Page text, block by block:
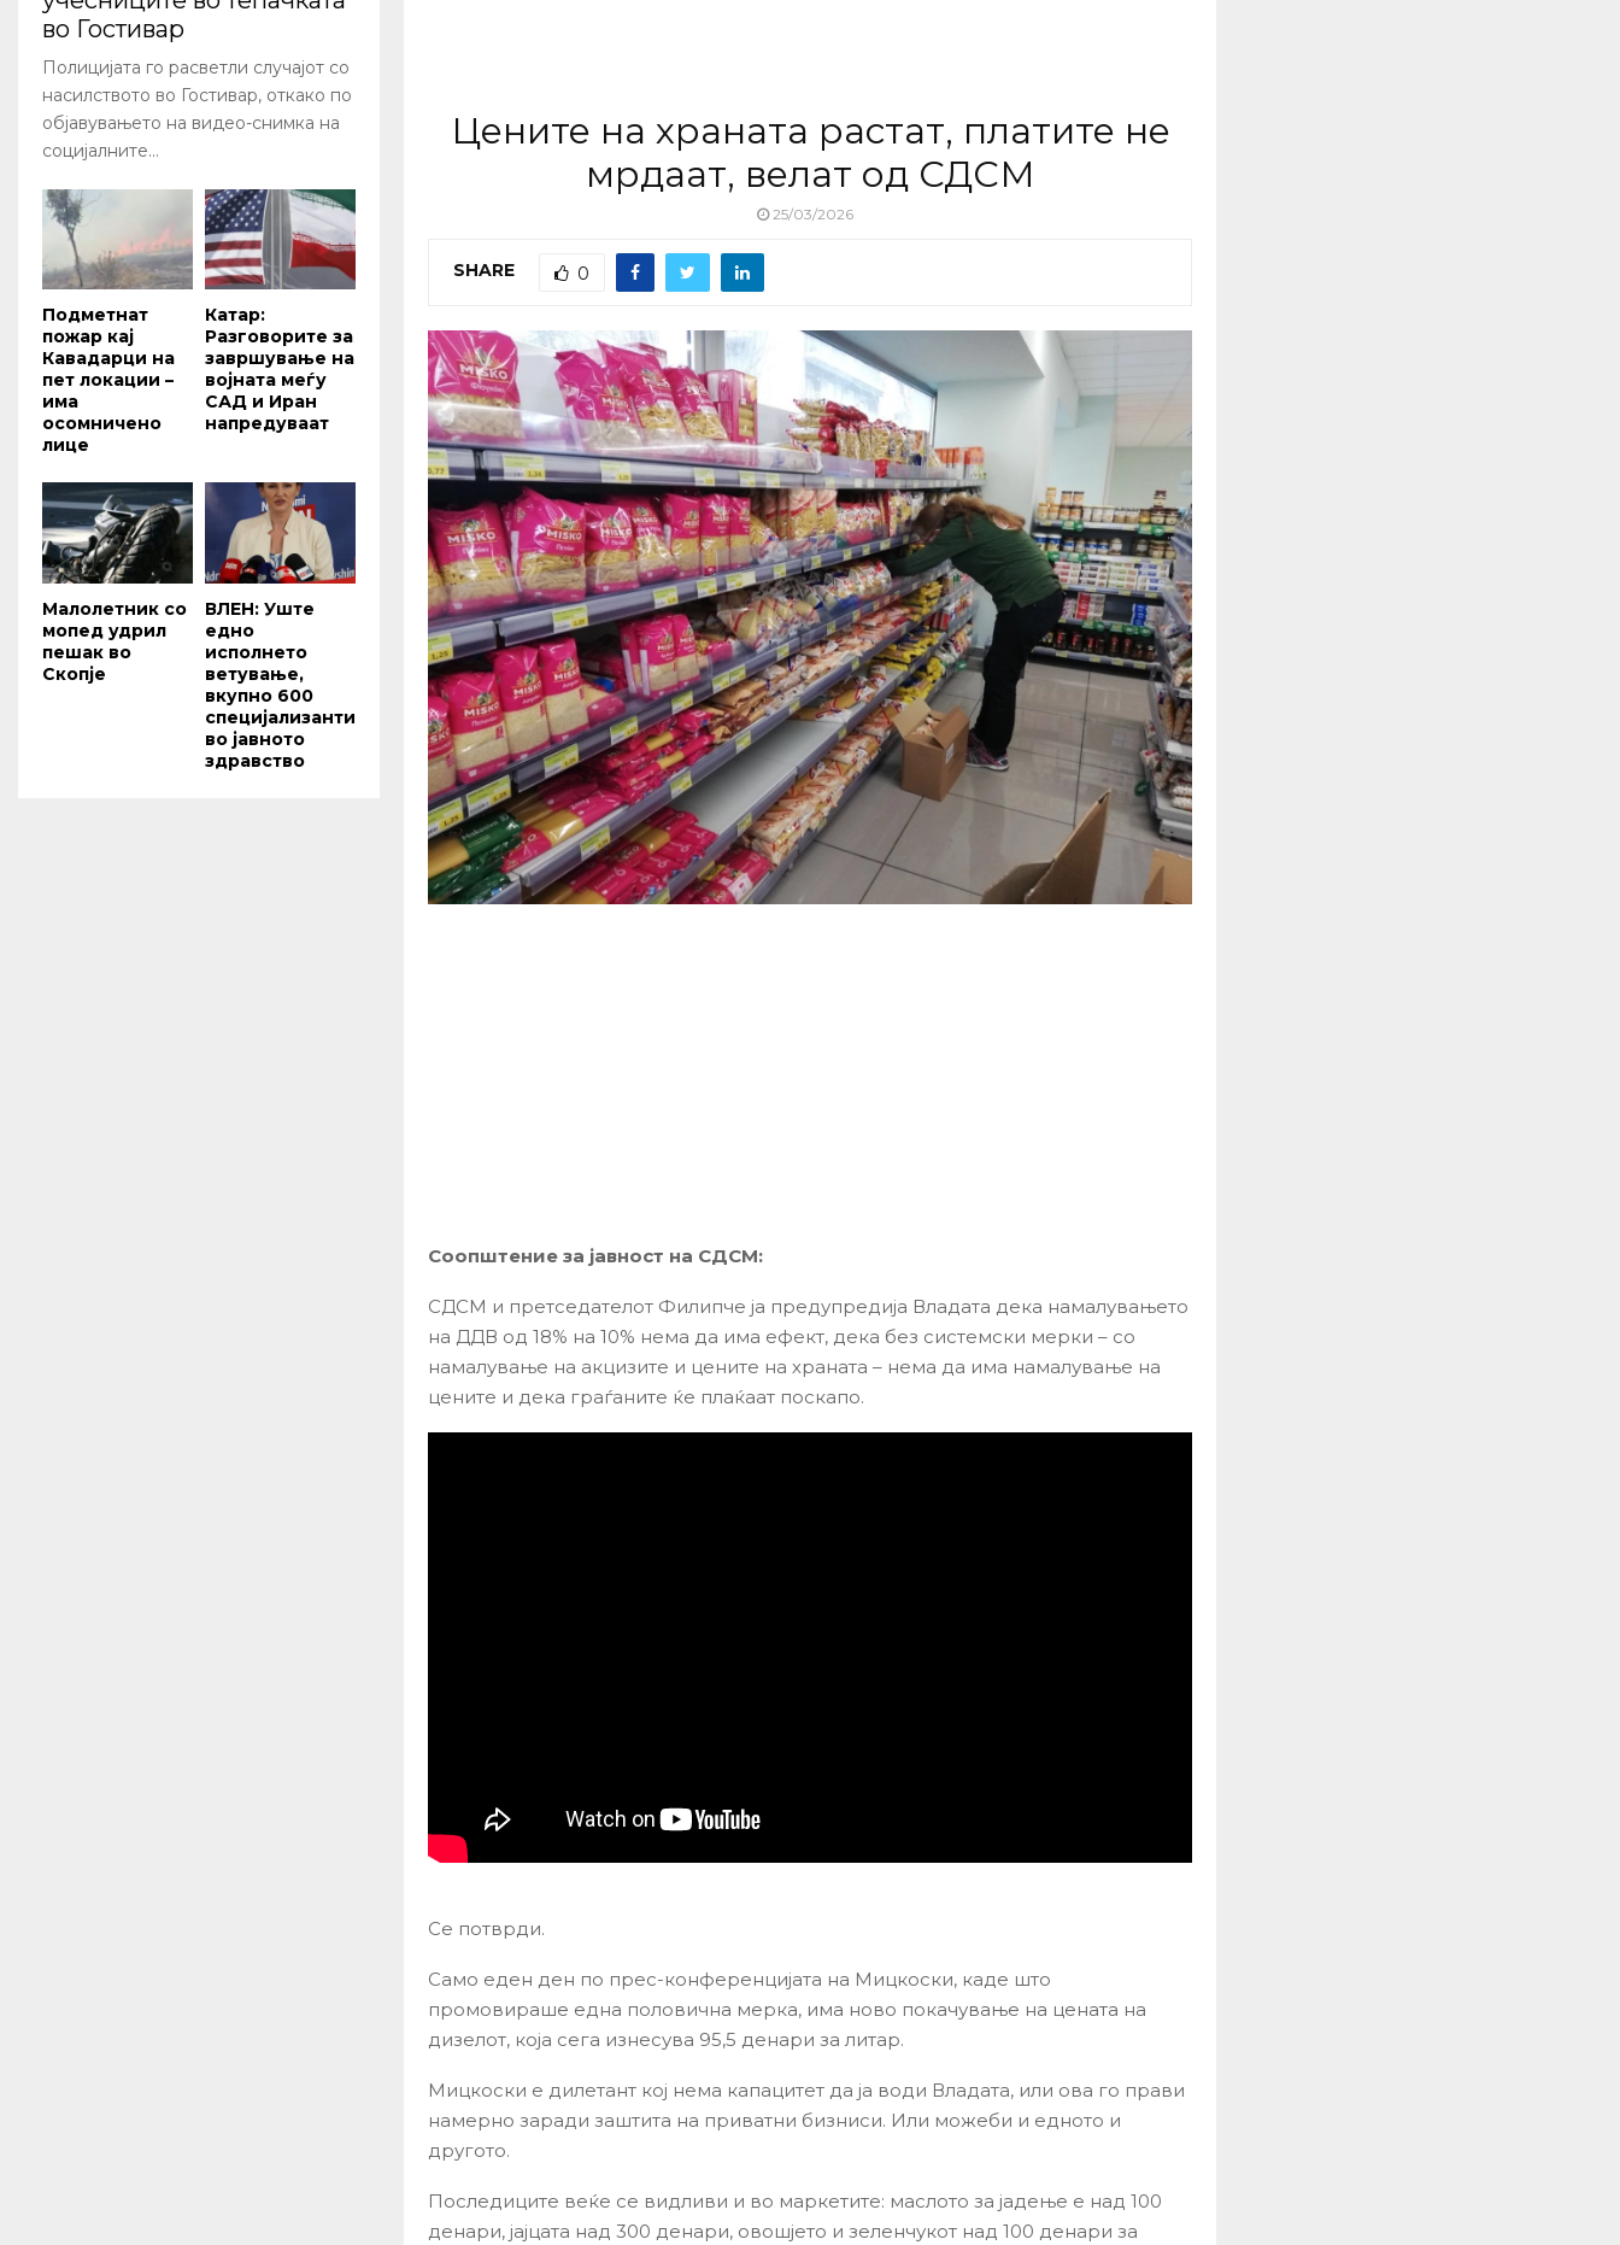
Цените на храната растат, платите не
мрдаат, велат од СДСМ
25/03/2026
SHARE 0
Соопштение за јавност на СДСМ:
СДСМ и претседателот Филипче ја предупредија Владата дека намалувањето
на ДДВ од 18% на 10% нема да има ефект, дека без системски мерки – со
намалување на акцизите и цените на храната – нема да има намалување на
цените и дека граѓаните ќе плаќаат поскапо.
Се потврди.
Само еден ден по прес-конференцијата на Мицкоски, каде што
промовираше една половична мерка, има ново покачување на цената на
дизелот, која сега изнесува 95,5 денари за литар.
Мицкоски е дилетант кој нема капацитет да ја води Владата, или ова го прави
намерно заради заштита на приватни бизниси. Или можеби и едното и
другото.
Последиците веќе се видливи и во маркетите: маслото за јадење е над 100
денари, јајцата над 300 денари, овошјето и зеленчукот над 100 денари за
во Гостивар
Полицијата го расветли случајот со
насилството во Гостивар, откако по
објавувањето на видео-снимка на
социјалните...
Подметнат
пожар кај
Кавадарци на
пет локации –
има
осомничено
лице
Катар:
Разговорите за
завршување на
војната меѓу
САД и Иран
напредуваат
Малолетник со
мопед удрил
пешак во
Скопје
ВЛЕН: Уште
едно
исполнето
ветување,
вкупно 600
специјализанти
во јавното
здравство